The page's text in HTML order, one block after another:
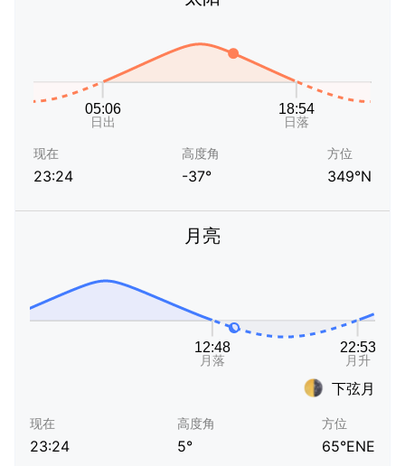
现在
23:24
高度角
-37°
方位
349°N
月亮
下弦月
现在
23:24
高度角
5°
方位
65°ENE